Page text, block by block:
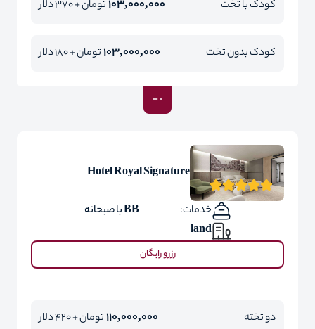
کودک با تخت 103,000,000تومان + 370 دلار
کودک بدون تخت 103,000,000تومان + 180 دلار
Hotel Royal Signature
خدمات:
BB با صبحانه
land
رزرو رایگان
دو تخته 110,000,000تومان + 420 دلار